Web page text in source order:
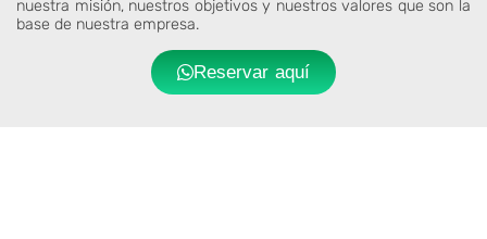
nuestra misión, nuestros objetivos y nuestros valores que son la
base de nuestra empresa.
Reservar aquí